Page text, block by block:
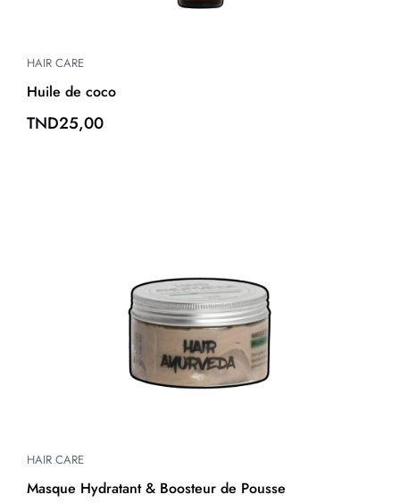
HAIR CARE
Huile de coco
TND25,00
HAIR CARE
Masque Hydratant & Boosteur de Pousse